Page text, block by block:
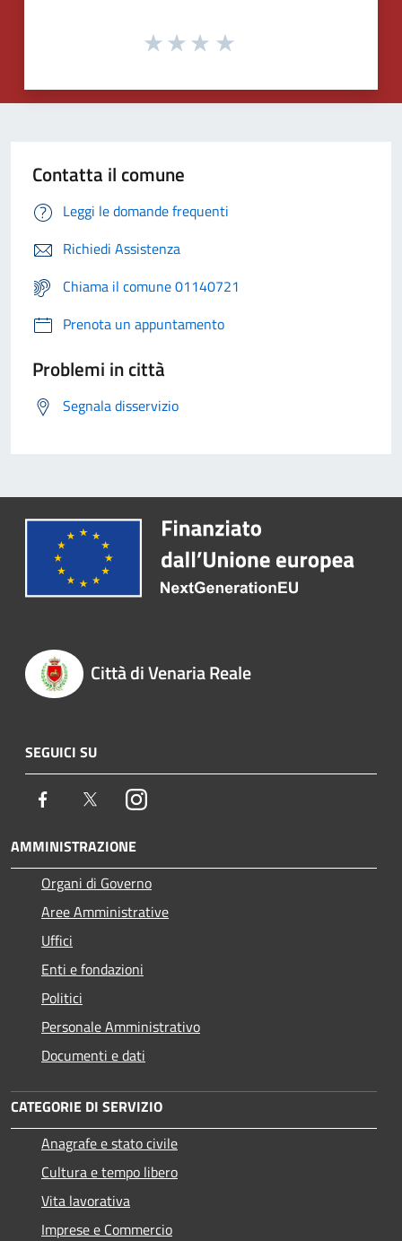
Contatta il comune
Leggi le domande frequenti
Richiedi Assistenza
Chiama il comune 01140721
Prenota un appuntamento
Problemi in città
Segnala disservizio
Città di Venaria Reale
SEGUICI SU
Facebook TwitterInstagram
AMMINISTRAZIONE
Organi di Governo
Aree Amministrative
Uffici
Enti e fondazioni
Politici
Personale Amministrativo
Documenti e dati
CATEGORIE DI SERVIZIO
Anagrafe e stato civile
Cultura e tempo libero
Vita lavorativa
Imprese e Commercio